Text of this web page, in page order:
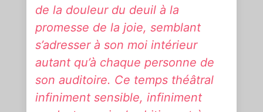
de la douleur du deuil à la
promesse de la joie, semblant
s’adresser à son moi intérieur
autant qu’à chaque personne de
son auditoire. Ce temps théâtral
infiniment sensible, infiniment